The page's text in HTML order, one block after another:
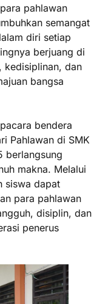
pahlawan
semangat
diri setiap
berjuang di
kedisiplinan, dan
bangsa
bendera
Pahlawan di SMK
berlangsung
makna. Melalui
siswa dapat
para pahlawan
disiplin, dan
penerus